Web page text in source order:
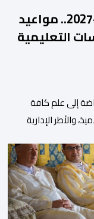
تفاصيل الدخول المدرسي 2026-2027.. مواعيد
التعليمية
إلى علم كافة
والأطر الإداریة
لمقتضیات المقرر
الوزاري رقم 047.26 الصادر بتاریخ 3 یولیوز 2026 بشأن تنظیم السنة